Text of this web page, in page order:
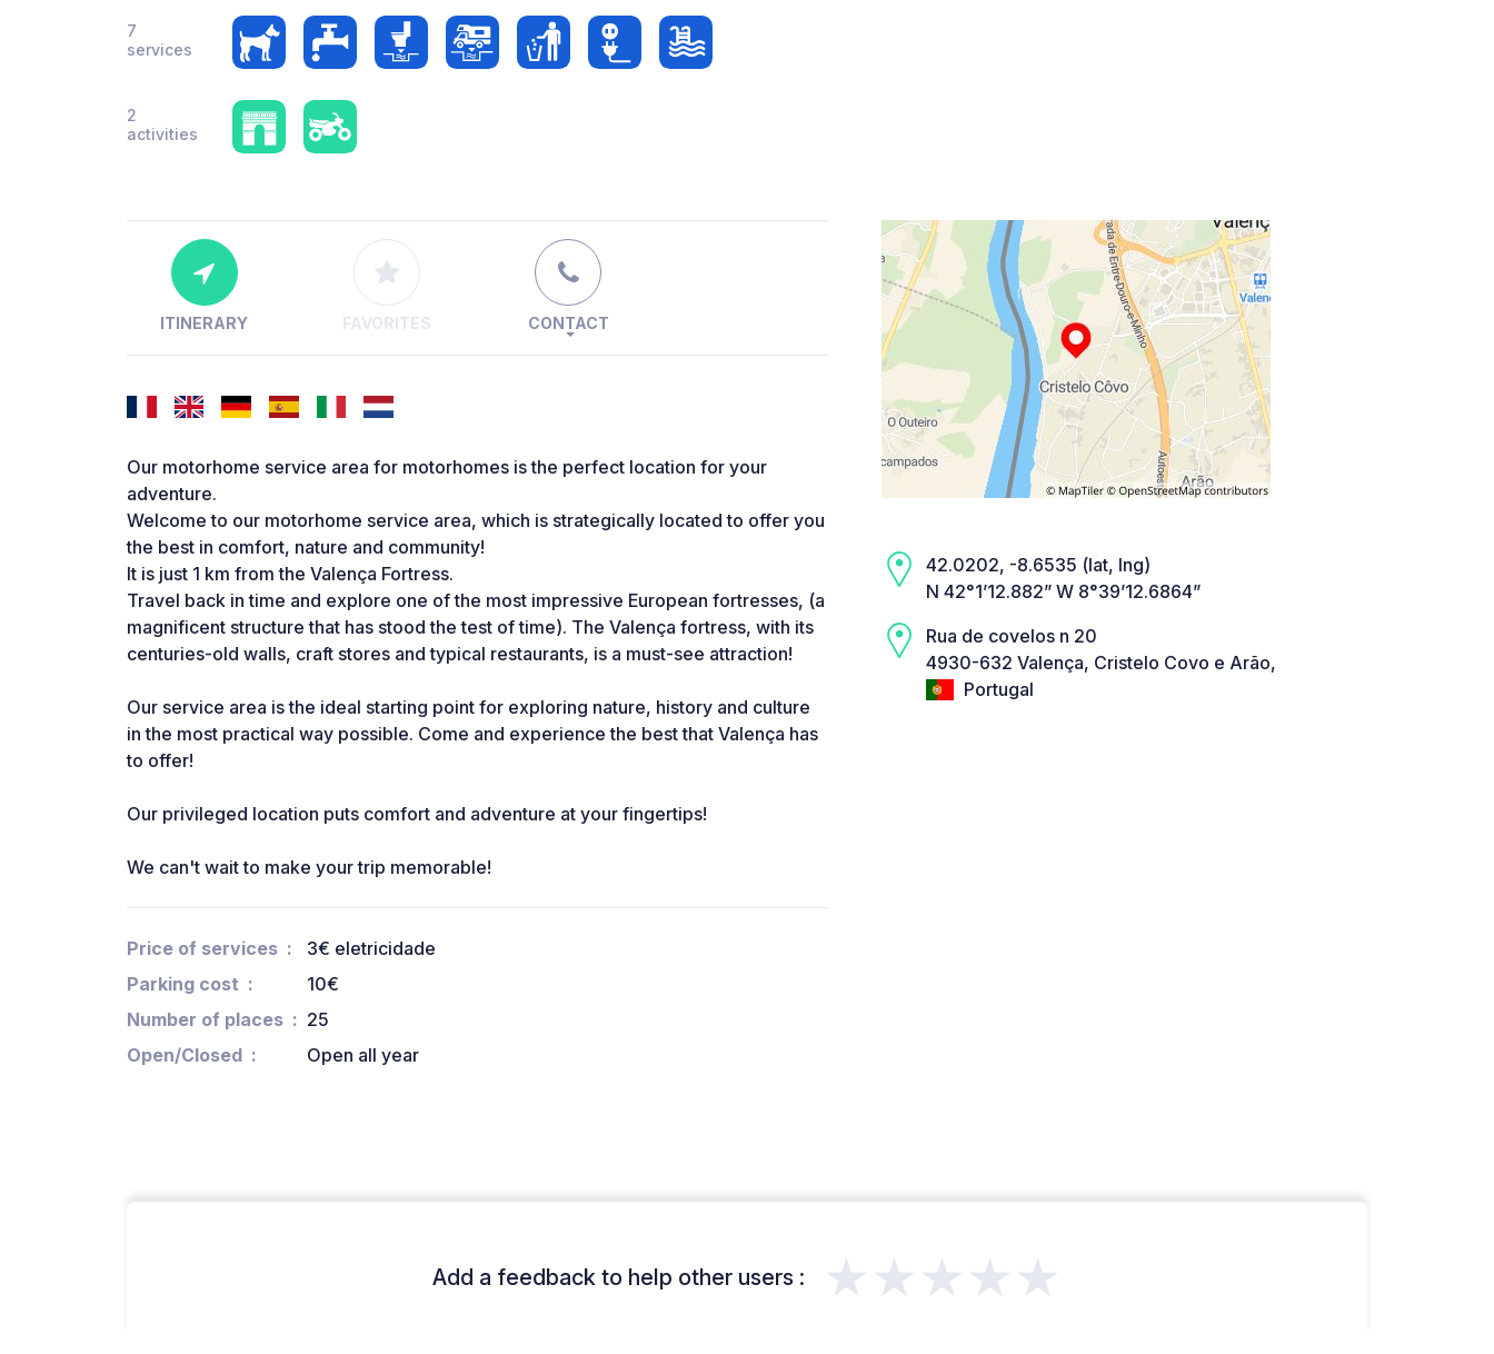
7
services
2
activities
ITINERARY FAVORITES CONTACT
Our motorhome service area for motorhomes is the perfect location for your
adventure.
Welcome to our motorhome service area, which is strategically located to offer you
the best in comfort, nature and community!
It is just 1 km from the Valença Fortress.
Travel back in time and explore one of the most impressive European fortresses, (a
magnificent structure that has stood the test of time). The Valença fortress, with its
centuries-old walls, craft stores and typical restaurants, is a must-see attraction!
Our service area is the ideal starting point for exploring nature, history and culture
in the most practical way possible. Come and experience the best that Valença has
to offer!
Our privileged location puts comfort and adventure at your fingertips!
We can't wait to make your trip memorable!
Price of services
3€ eletricidade
Parking cost
10€
Number of places
25
Open/Closed
Open all year
42.0202, -8.6535 (lat, lng)
N 42°1’12.882” W 8°39’12.6864”
Rua de covelos n 20
4930-632 Valença, Cristelo Covo e Arão,
Portugal
Add a feedback to help other users : ★★★★★